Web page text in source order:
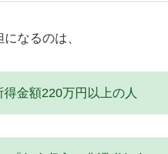
なるのは、
金額220万円以上の人